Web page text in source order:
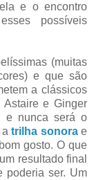
e o encontro
possíveis
(muitas
e que são
a clássicos
e Ginger
e nunca será o
trilha sonorae
gosto. O que
resultado final
poderia ser. Um